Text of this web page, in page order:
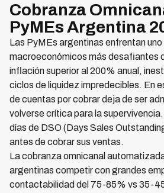
Cobranza
PyMEs Argentina
Las PyMEs argentinas enfrentan
macroeconómicos más desafiantes
inflación superior al 200% anual,
ciclos de liquidez impredecibles. En
de cuentas por cobrar deja de ser
volverse crítica para la
días de DSO (Days Sales
antes de cobrar sus ventas.
La cobranza omnicanal
argentinas competir con grandes
contactabilidad del 75-85% vs 35-